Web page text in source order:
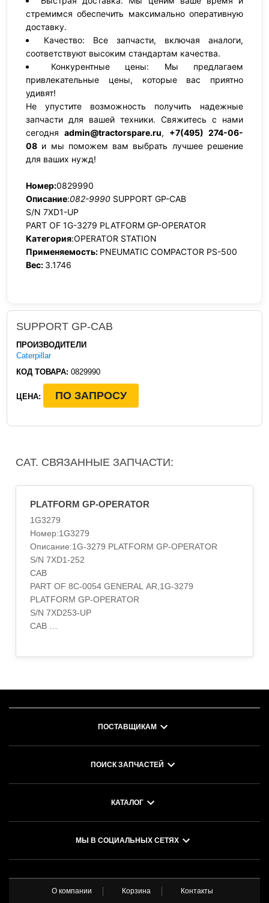
стремимся обеспечить максимально оперативную
доставку.
Качество: Все запчасти, включая аналоги,
соответствуют высоким стандартам качества.
Конкурентные цены: Мы предлагаем
привлекательные цены, которые вас приятно
удивят!
Не упустите возможность получить надежные
запчасти для вашей техники. Свяжитесь с нами
сегодня admin@tractorspare.ru, +7(495) 274-06-
08 и мы поможем вам выбрать лучшее решение
для ваших нужд!
Номер:0829990
Описание:082-9990 SUPPORT GP-CAB
S/N 7XD1-UP
PART OF 1G-3279 PLATFORM GP-OPERATOR
Категория:OPERATOR STATION
Применяемость: PNEUMATIC COMPACTOR PS-500
Вес: 3.1746
SUPPORT GP-CAB
ПРОИЗВОДИТЕЛИ
Caterpillar
КОД ТОВАРА: 0829990
ЦЕНА: ПО ЗАПРОСУ
CAT. СВЯЗАННЫЕ ЗАПЧАСТИ:
PLATFORM GP-OPERATOR
1G3279
Номер:1G3279
Описание:1G-3279 PLATFORM GP-OPERATOR
S/N 7XD1-252
CAB
PART OF 8C-0054 GENERAL AR,1G-3279
PLATFORM GP-OPERATOR
S/N 7XD253-UP
CAB
PART OF 8C-0054 GENERAL AR
ПОСТАВЩИКАМ
ПОИСК ЗАПЧАСТЕЙ
КАТАЛОГ
МЫ В СОЦИАЛЬНЫХ СЕТЯХ
О компании Корзина Контакты